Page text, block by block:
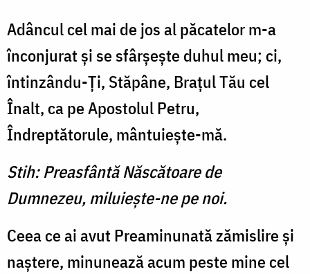
Adâncul cel mai de jos al păcatelor m-a
înconjurat şi se sfârşeşte duhul meu; ci,
întinzându-Ţi, Stăpâne, Braţul Tău cel
Înalt, ca pe Apostolul Petru,
Îndreptătorule, mântuieşte-mă.
Stih: Preasfântă Născătoare de
Dumnezeu, miluieşte-ne pe noi.
Ceea ce ai avut Preaminunată zămislire şi
naştere, minunează acum peste mine cel